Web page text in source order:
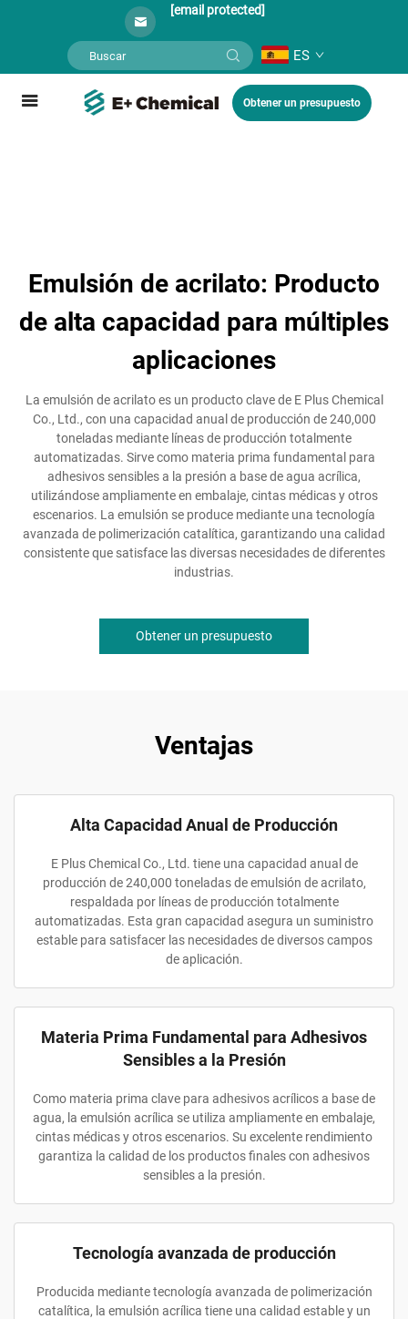
[email protected]
ES
Obtener un presupuesto
Emulsión de acrilato: Producto
de alta capacidad para múltiples
aplicaciones
La emulsión de acrilato es un producto clave de E Plus Chemical
Co., Ltd., con una capacidad anual de producción de 240,000
toneladas mediante líneas de producción totalmente
automatizadas. Sirve como materia prima fundamental para
adhesivos sensibles a la presión a base de agua acrílica,
utilizándose ampliamente en embalaje, cintas médicas y otros
escenarios. La emulsión se produce mediante una tecnología
avanzada de polimerización catalítica, garantizando una calidad
consistente que satisface las diversas necesidades de diferentes
industrias.
Obtener un presupuesto
Ventajas
Alta Capacidad Anual de Producción
E Plus Chemical Co., Ltd. tiene una capacidad anual de
producción de 240,000 toneladas de emulsión de acrilato,
respaldada por líneas de producción totalmente
automatizadas. Esta gran capacidad asegura un suministro
estable para satisfacer las necesidades de diversos campos
de aplicación.
Materia Prima Fundamental para Adhesivos
Sensibles a la Presión
Como materia prima clave para adhesivos acrílicos a base de
agua, la emulsión acrílica se utiliza ampliamente en embalaje,
cintas médicas y otros escenarios. Su excelente rendimiento
garantiza la calidad de los productos finales con adhesivos
sensibles a la presión.
Tecnología avanzada de producción
Producida mediante tecnología avanzada de polimerización
catalítica, la emulsión acrílica tiene una calidad estable y un